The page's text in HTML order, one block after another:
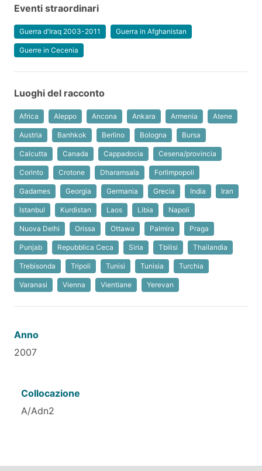
Eventi straordinari
Guerra d'Iraq 2003-2011 Guerra in Afghanistan
Guerre in Cecenia
Luoghi del racconto
Africa Aleppo Ancona Ankara Armenia Atene
Austria Banhkok Berlino Bologna Bursa
Calcutta Canada Cappadocia Cesena/provincia
Corinto Crotone Dharamsala Forlimpopoli
Gadames Georgia Germania Grecia India Iran
Istanbul Kurdistan Laos Libia Napoli
Nuova Delhi Orissa Ottawa Palmira Praga
Punjab Repubblica Ceca Siria Tbilisi Thailandia
Trebisonda Tripoli Tunisi Tunisia Turchia
Varanasi Vienna Vientiane Yerevan
Anno
2007
Collocazione
A/Adn2